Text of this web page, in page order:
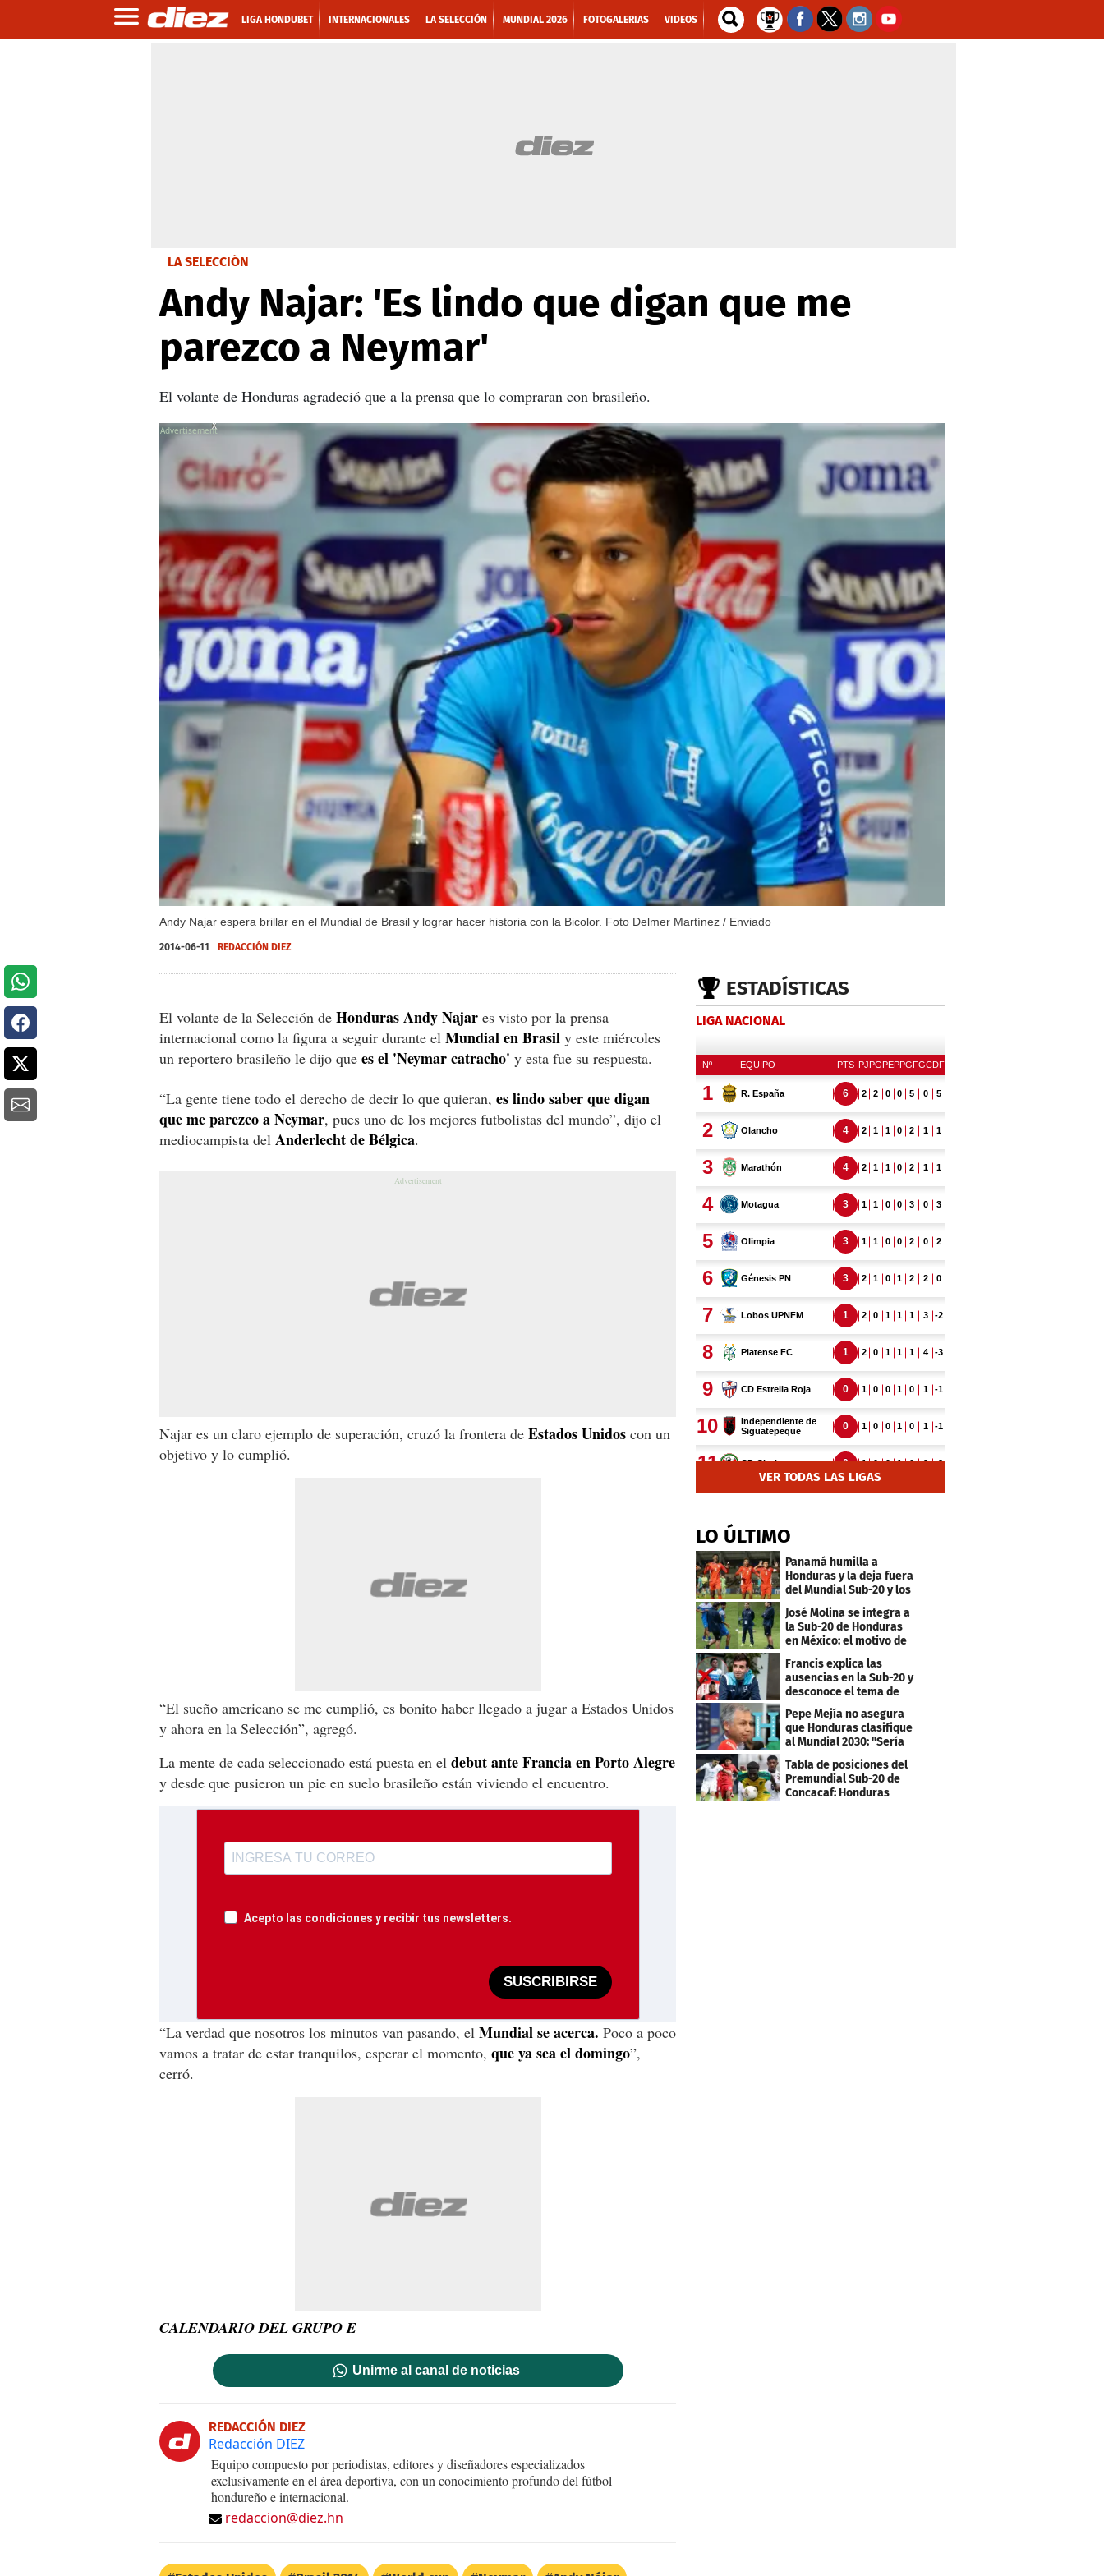
LIGA HONDUBET INTERNACIONALES LA SELECCIÓN MUNDIAL 2026 FOTOGALERIAS VIDEOS
LA SELECCIÓN
Andy Najar: 'Es lindo que digan que me
parezco a Neymar'
El volante de Honduras agradeció que a la prensa que lo compraran con brasileño.
Andy Najar espera brillar en el Mundial de Brasil y lograr hacer historia con la Bicolor. Foto Delmer Martínez / Enviado
X
2014-06-11 REDACCIÓN DIEZ
El volante de la Selección de Honduras Andy Najar es visto por la prensa
internacional como la figura a seguir durante el Mundial en Brasil y este miércoles
un reportero brasileño le dijo que es el 'Neymar catracho' y esta fue su respuesta.
“La gente tiene todo el derecho de decir lo que quieran, es lindo saber que digan
que me parezco a Neymar, pues uno de los mejores futbolistas del mundo”, dijo el
mediocampista del Anderlecht de Bélgica.
Najar es un claro ejemplo de superación, cruzó la frontera de Estados Unidos con un
objetivo y lo cumplió.
“El sueño americano se me cumplió, es bonito haber llegado a jugar a Estados Unidos
y ahora en la Selección”, agregó.
La mente de cada seleccionado está puesta en el debut ante Francia en Porto Alegre
y desde que pusieron un pie en suelo brasileño están viviendo el encuentro.
Acepto las condiciones y recibir tus newsletters.
SUSCRIBIRSE
“La verdad que nosotros los minutos van pasando, el Mundial se acerca. Poco a poco
vamos a tratar de estar tranquilos, esperar el momento, que ya sea el domingo”,
cerró.
CALENDARIO DEL GRUPO E
Unirme al canal de noticias
REDACCIÓN DIEZ
Redacción DIEZ
Equipo compuesto por periodistas, editores y diseñadores especializados
exclusivamente en el área deportiva, con un conocimiento profundo del fútbol
hondureño e internacional.
redaccion@diez.hn
ESTADÍSTICAS
LIGA NACIONAL
VER TODAS LAS LIGAS
LO ÚLTIMO
Panamá humilla a
Honduras y la deja fuera
del Mundial Sub-20 y los
Juegos Olímpicos
José Molina se integra a
la Sub-20 de Honduras
en México: el motivo de
su viaje
Francis explica las
ausencias en la Sub-20 y
desconoce el tema de
los tiktokers
Pepe Mejía no asegura
que Honduras clasifique
al Mundial 2030: "Sería
mentir"
Tabla de posiciones del
Premundial Sub-20 de
Concacaf: Honduras